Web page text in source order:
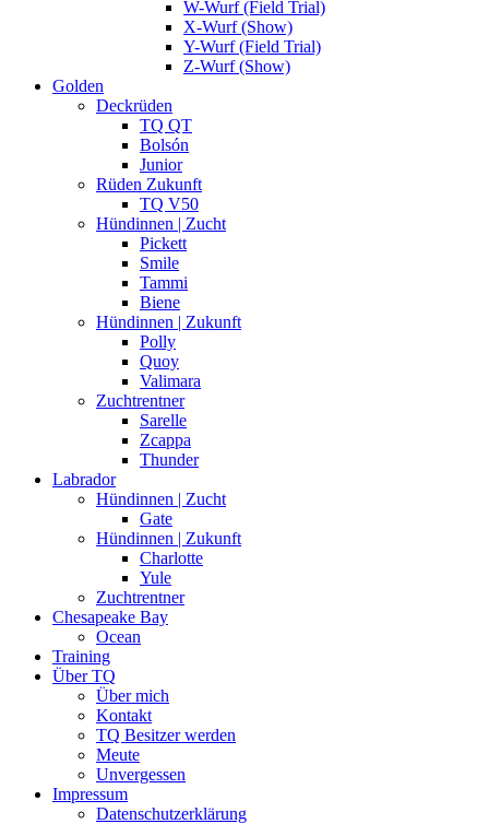
W-Wurf (Field Trial)
X-Wurf (Show)
Y-Wurf (Field Trial)
Z-Wurf (Show)
Golden
Deckrüden
TQ QT
Bolsón
Junior
Rüden Zukunft
TQ V50
Hündinnen | Zucht
Pickett
Smile
Tammi
Biene
Hündinnen | Zukunft
Polly
Quoy
Valimara
Zuchtrentner
Sarelle
Zcappa
Thunder
Labrador
Hündinnen | Zucht
Gate
Hündinnen | Zukunft
Charlotte
Yule
Zuchtrentner
Chesapeake Bay
Ocean
Training
Über TQ
Über mich
Kontakt
TQ Besitzer werden
Meute
Unvergessen
Impressum
Datenschutzerklärung